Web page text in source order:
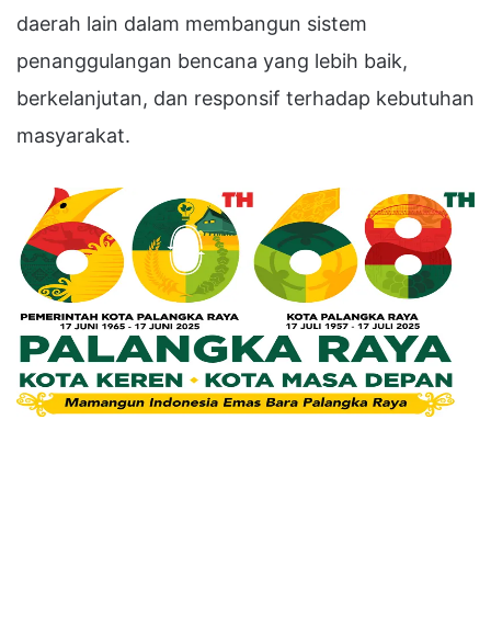
daerah lain dalam membangun sistem
penanggulangan bencana yang lebih baik,
berkelanjutan, dan responsif terhadap kebutuhan
masyarakat.